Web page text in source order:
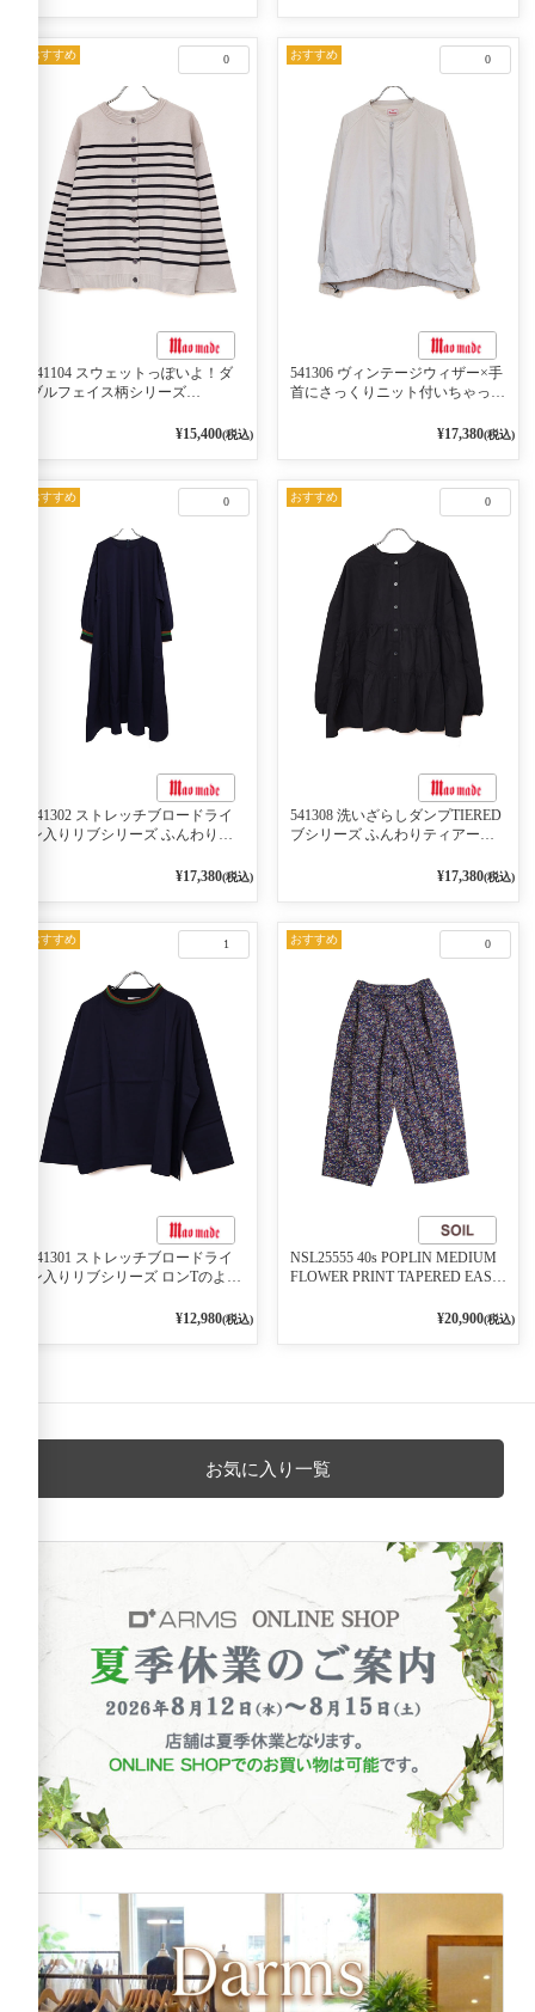
0
おすすめ
541104 スウェットっぽいよ！ダ
ブルフェイス柄シリーズ
2WAY プルオーバー 101オフベー
¥15,400(税込)
0
おすすめ
541306 ヴィンテージウィザー×手
首にさっくりニット付いちゃった
¥17,380(税込)
0
おすすめ
541302 ストレッチブロードライ
ン入りリブシリーズ ふんわりス
¥17,380(税込)
0
おすすめ
541308 洗いざらしダンプTIERED
ブシリーズ ふんわりティアード
¥17,380(税込)
1
おすすめ
541301 ストレッチブロードライ
ン入りリブシリーズ ロンTのよう
プルオーバー 79ネイビー¥12,980(税込)
0
おすすめ
NSL25555 40s POPLIN MEDIUM
FLOWER PRINT TAPERED EASY
¥20,900(税込)
お気に入り一覧